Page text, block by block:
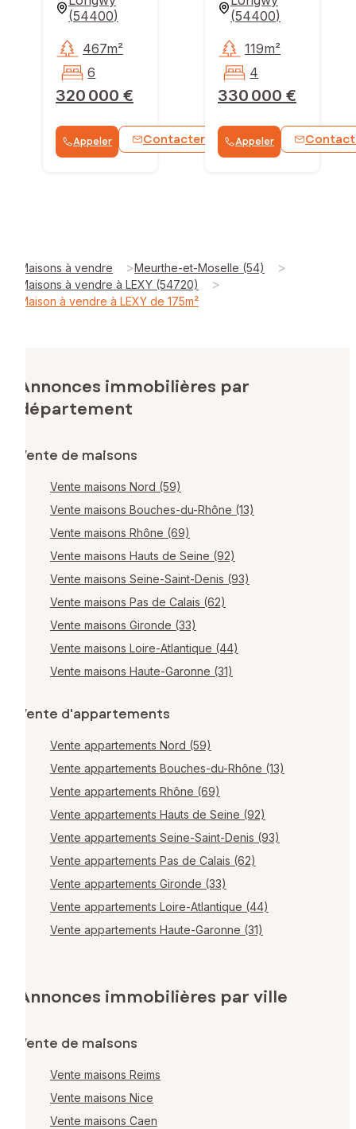
(54400)
320 000 €
467m²
6
Appeler Contacter WhatsApp
(54400)
330 000 €
119m²
4
Appeler
Maisons à vendre >Meurthe-et-Moselle (54) >
Maisons à vendre à LEXY (54720) >
Maison à vendre à LEXY de 175m²
Annonces immobilières par
département
Vente de maisons
Vente maisons Nord (59)
Vente maisons Bouches-du-Rhône (13)
Vente maisons Rhône (69)
Vente maisons Hauts de Seine (92)
Vente maisons Seine-Saint-Denis (93)
Vente maisons Pas de Calais (62)
Vente maisons Gironde (33)
Vente maisons Loire-Atlantique (44)
Vente maisons Haute-Garonne (31)
Vente d'appartements
Vente appartements Nord (59)
Vente appartements Bouches-du-Rhône (13)
Vente appartements Rhône (69)
Vente appartements Hauts de Seine (92)
Vente appartements Seine-Saint-Denis (93)
Vente appartements Pas de Calais (62)
Vente appartements Gironde (33)
Vente appartements Loire-Atlantique (44)
Vente appartements Haute-Garonne (31)
Annonces immobilières par ville
Vente de maisons
Vente maisons Reims
Vente maisons Nice
Vente maisons Caen